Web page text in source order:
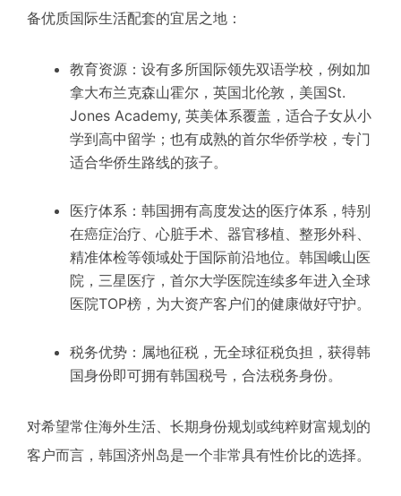
备优质国际生活配套的宜居之地：
教育资源：设有多所国际领先双语学校，例如加
拿大布兰克森山霍尔，英国北伦敦，美国St.
Jones Academy, 英美体系覆盖，适合子女从小
学到高中留学；也有成熟的首尔华侨学校，专门
适合华侨生路线的孩子。
医疗体系：韩国拥有高度发达的医疗体系，特别
在癌症治疗、心脏手术、器官移植、整形外科、
精准体检等领域处于国际前沿地位。韩国峨山医
院，三星医疗，首尔大学医院连续多年进入全球
医院TOP榜，为大资产客户们的健康做好守护。
税务优势：属地征税，无全球征税负担，获得韩
国身份即可拥有韩国税号，合法税务身份。
对希望常住海外生活、长期身份规划或纯粹财富规划的
客户而言，韩国济州岛是一个非常具有性价比的选择。